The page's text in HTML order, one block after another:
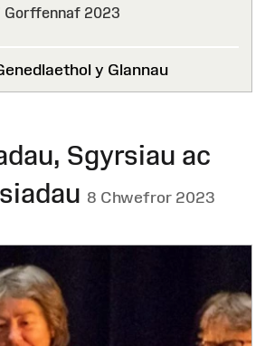
Gorffennaf 2023
y Glannau
Sgyrsiau ac
8 Chwefror 2023